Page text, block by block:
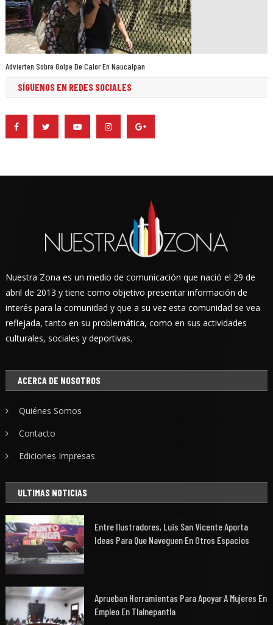
Advierten Sobre Golpe De Calor En Naucalpan
SÍGUENOS EN REDES SOCIALES
Nuestra Zona es un medio de comunicación que nació el 29 de
abril de 2013 y tiene como objetivo presentar información de
interés para la comunidad y que a su vez esta comunidad se vea
reflejada, tanto en su problemática, como en sus actividades
culturales, sociales y deportivas.
ACERCA DE NOSOTROS
Quiénes Somos
Contacto
Ediciones Impresas
ULTIMAS NOTICIAS
Entre Ilustradores, Luis San Vicente Aporta
Ideas Para Que Naveguen En Otros Espacios
Aprueban Herramientas Para Apoyar A Mujeres En
Empleo En Tlalnepantla